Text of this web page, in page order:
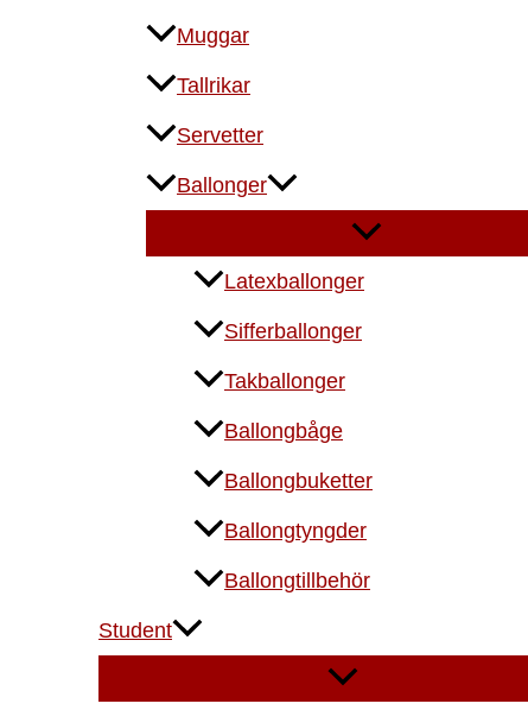
Muggar
Tallrikar
Servetter
Ballonger
Latexballonger
Sifferballonger
Takballonger
Ballongbåge
Ballongbuketter
Ballongtyngder
Ballongtillbehör
Student